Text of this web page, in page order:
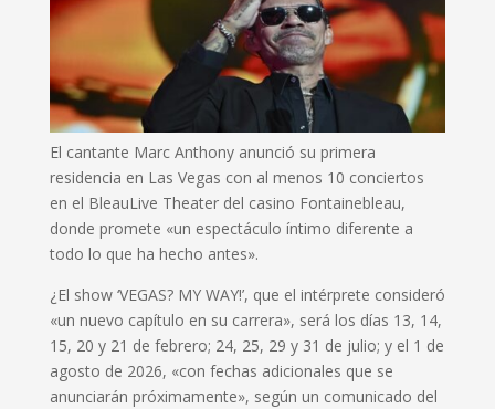
El cantante Marc Anthony anunció su primera
residencia en Las Vegas con al menos 10 conciertos
en el BleauLive Theater del casino Fontainebleau,
donde promete «un espectáculo íntimo diferente a
todo lo que ha hecho antes».
¿El show ‘VEGAS? MY WAY!’, que el intérprete consideró
«un nuevo capítulo en su carrera», será los días 13, 14,
15, 20 y 21 de febrero; 24, 25, 29 y 31 de julio; y el 1 de
agosto de 2026, «con fechas adicionales que se
anunciarán próximamente», según un comunicado del